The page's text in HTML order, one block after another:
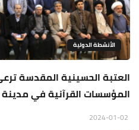
الأنشطة الدولية
العتبة الحسينية المقدسة
المؤسسات القرآنية في